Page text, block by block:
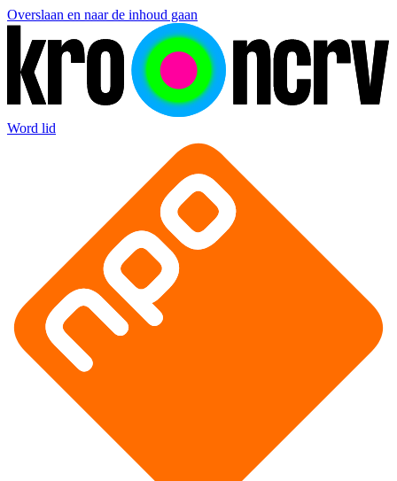
Overslaan en naar de inhoud gaan
Word lid